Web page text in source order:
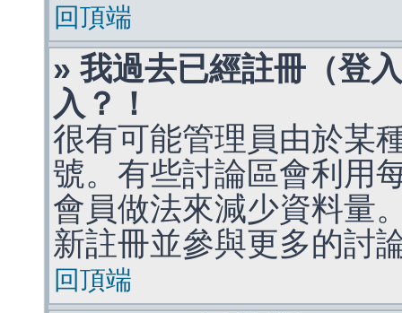
回頂端
» 我過去已經註冊（登
入？！
很有可能管理員由於某
號。有些討論區會利用
會員做法來減少資料量
新註冊並參與更多的討
回頂端